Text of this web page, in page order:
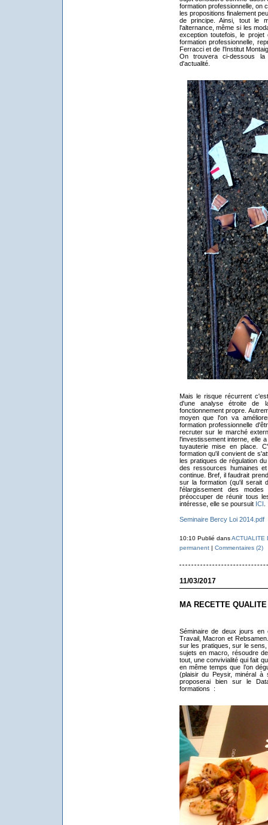
formation professionnelle, on
les propositions finalement
de principe. Ainsi, tout le
l'alternance, même si les
exception toutefois, le
formation professionnelle,
Ferracci et de l'Institut
On trouvera ci-dessous
d'actualité.
Mais le risque récurrent
d'une analyse étroite de
fonctionnement propre.
moyen que l'on va
formation professionnelle
recruter sur le marché
l'investissement interne, elle
tuyauterie mise en place.
formation qu'il convient de
les pratiques de régulation
des ressources humaines
continue. Bref, il faudrait
sur la formation (qu'il serait
l'élargissement des
préoccuper de réunir tous
intéresse, elle se poursuit ICI
Seminaire Bercy Loi 2014.pdf
10:10 Publié dansACTUALITE
permanent| Commentaires (2)
11/03/2017
MA RECETTE QUALITE
Séminaire de deux jours
Travail, Macron et
sur les pratiques, sur le
sujets en macro, résoudre
tout, une convivialité qui fait
en même temps que l’on
(plaisir du Peysir, minéral
proposerai bien sur le
formations :